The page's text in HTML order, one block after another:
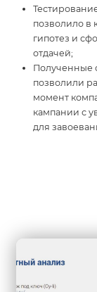
позволило в
гипотез и
отдачей;
Полученные
позволили
момент
кампании с
для